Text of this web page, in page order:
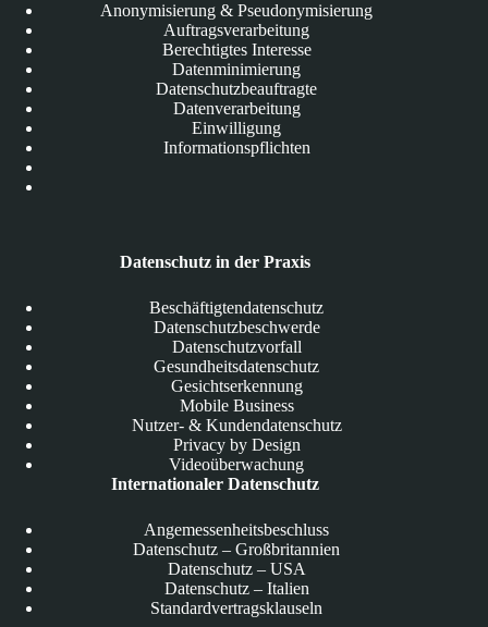
Anonymisierung & Pseudonymisierung
Auftragsverarbeitung
Berechtigtes Interesse
Datenminimierung
Datenschutzbeauftragte
Datenverarbeitung
Einwilligung
Informationspflichten
Datenschutz in der Praxis
Beschäftigtendatenschutz
Datenschutzbeschwerde
Datenschutzvorfall
Gesundheitsdatenschutz
Gesichtserkennung
Mobile Business
Nutzer- & Kundendatenschutz
Privacy by Design
Videoüberwachung
Internationaler Datenschutz
Angemessenheitsbeschluss
Datenschutz – Großbritannien
Datenschutz – USA
Datenschutz – Italien
Standardvertragsklauseln